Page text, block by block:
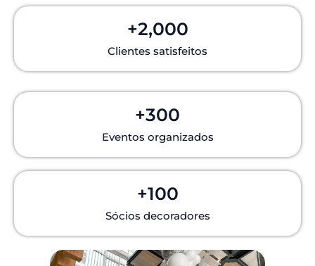
Clientes satisfeitos
+2,000
Eventos organizados
+300
Sócios decoradores
+100